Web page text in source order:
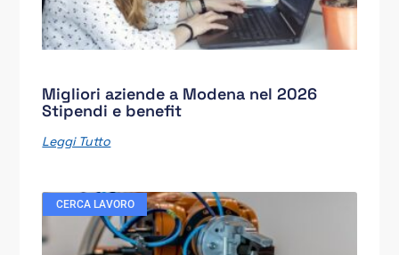
Migliori aziende a Modena nel 2026
Stipendi e benefit
Leggi Tutto
CERCA LAVORO